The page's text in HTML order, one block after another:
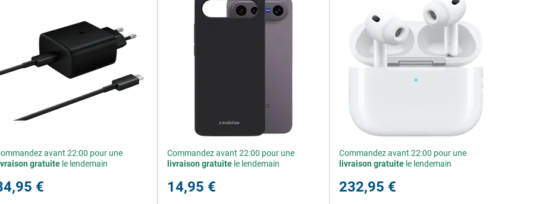
avant 22:00 pour une
gratuite le lendemain
€
Commandez avant 22:00 pour une
livraison gratuite le lendemain
14,95 €
Commandez avant 22:00 pour une
livraison gratuite le lendemain
232,95 €